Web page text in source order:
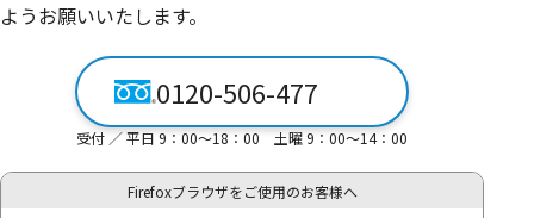
ようお願いいたします。
0120-506-477
受付 ／ 平日 9：00〜18：00 土曜 9：00〜14：00
Firefoxブラウザをご使用のお客様へ